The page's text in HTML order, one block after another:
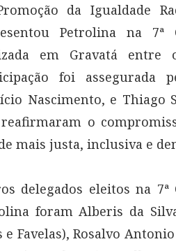
da Igualdade
Petrolina na 7ª
em Gravatá
foi assegurada
Nascimento, e Thiago
o
mais justa, inclusiva e
delegados eleitos na
foram Alberis da
e Favelas), Rosalvo